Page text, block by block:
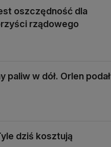
oszczędność dla
rządowego
paliw w dół. Orlen podał
dziś kosztują